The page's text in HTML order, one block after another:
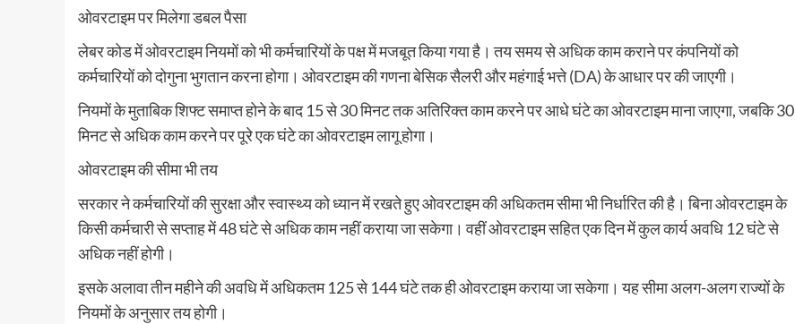
ओवरटाइम पर मिलेगा डबल पैसा
लेबर कोड में ओवरटाइम नियमों को भी कर्मचारियों के पक्ष में मजबूत किया गया है। तय समय से अधिक काम कराने पर कंपनियों को
कर्मचारियों को दोगुना भुगतान करना होगा। ओवरटाइम की गणना बेसिक सैलरी और महंगाई भत्ते (DA) के आधार पर की जाएगी।
नियमों के मुताबिक शिफ्ट समाप्त होने के बाद 15 से 30 मिनट तक अतिरिक्त काम करने पर आधे घंटे का ओवरटाइम माना जाएगा, जबकि 30
मिनट से अधिक काम करने पर पूरे एक घंटे का ओवरटाइम लागू होगा।
ओवरटाइम की सीमा भी तय
सरकार ने कर्मचारियों की सुरक्षा और स्वास्थ्य को ध्यान में रखते हुए ओवरटाइम की अधिकतम सीमा भी निर्धारित की है। बिना ओवरटाइम के
किसी कर्मचारी से सप्ताह में 48 घंटे से अधिक काम नहीं कराया जा सकेगा। वहीं ओवरटाइम सहित एक दिन में कुल कार्य अवधि 12 घंटे से
अधिक नहीं होगी।
इसके अलावा तीन महीने की अवधि में अधिकतम 125 से 144 घंटे तक ही ओवरटाइम कराया जा सकेगा। यह सीमा अलग-अलग राज्यों के
नियमों के अनुसार तय होगी।